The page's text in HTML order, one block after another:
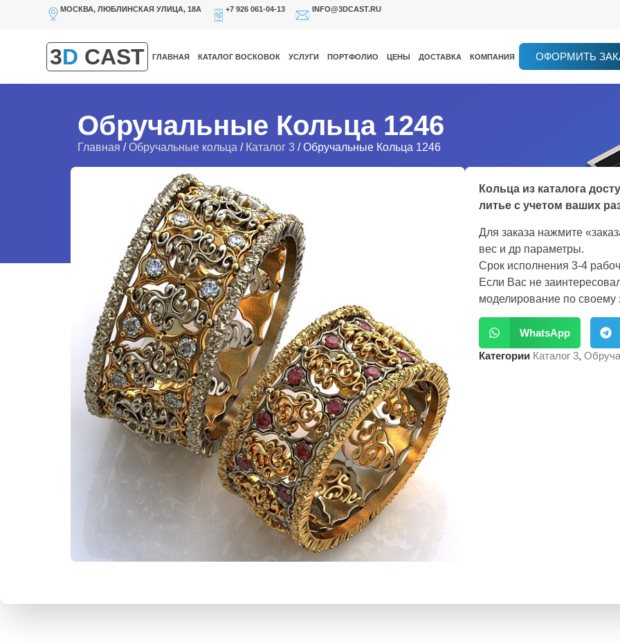
МОСКВА, ЛЮБЛИНСКАЯ УЛИЦА, 18А +7 926 061-04-13 INFO@3DCAST.RU
3D CAST ГЛАВНАЯ КАТАЛОГ ВОСКОВОК УСЛУГИ ПОРТФОЛИО ЦЕНЫ ДОСТАВКА КОМПАНИЯ ОФОРМИТЬ
Обручальные Кольца 1246
Главная /Обручальные кольца / Каталог 3 / Обручальные Кольца 1246
Кольца из каталога
литье с учетом ваших
Для заказа нажмите
вес и др параметры.
Срок исполнения 3-4
Если Вас не
моделирование по своему
WhatsApp
Категории Каталог 3,